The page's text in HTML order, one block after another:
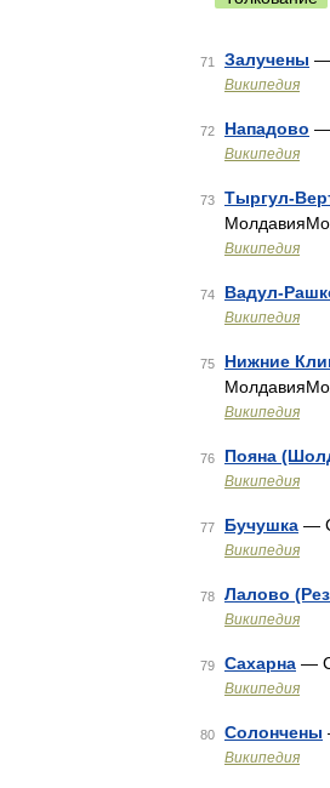
71 Залучены —
Википедия
72 Нападово —
Википедия
73 Тыргул-
Википедия
74 Вадул-
Википедия
75 Нижние
Википедия
76 Пояна
Википедия
77 Бучушка —
Википедия
78 Лалово
Википедия
79 Сахарна —
Википедия
80 Солончены
Википедия